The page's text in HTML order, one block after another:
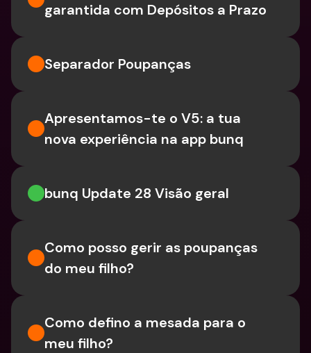
garantida com Depósitos a Prazo
Separador Poupanças
Apresentamos-te o V5: a tua
nova experiência na app bunq
bunq Update 28 Visão geral
Como posso gerir as poupanças
do meu filho?
Como defino a mesada para o
meu filho?